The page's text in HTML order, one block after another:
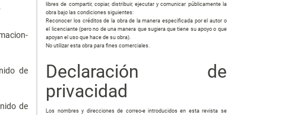
de
de
libres de compartir, copiar, distribuir, ejecutar y comunicar públicamente la
obra bajo las condiciones siguientes:
Reconocer los créditos de la obra de la manera especificada por el autor o
el licenciante (pero no de una manera que sugiera que tiene su apoyo o que
apoyan el uso que hace de su obra).
No utilizar esta obra para fines comerciales.
Declaración de
privacidad
Los nombres y direcciones de correo-e introducidos en esta revista se